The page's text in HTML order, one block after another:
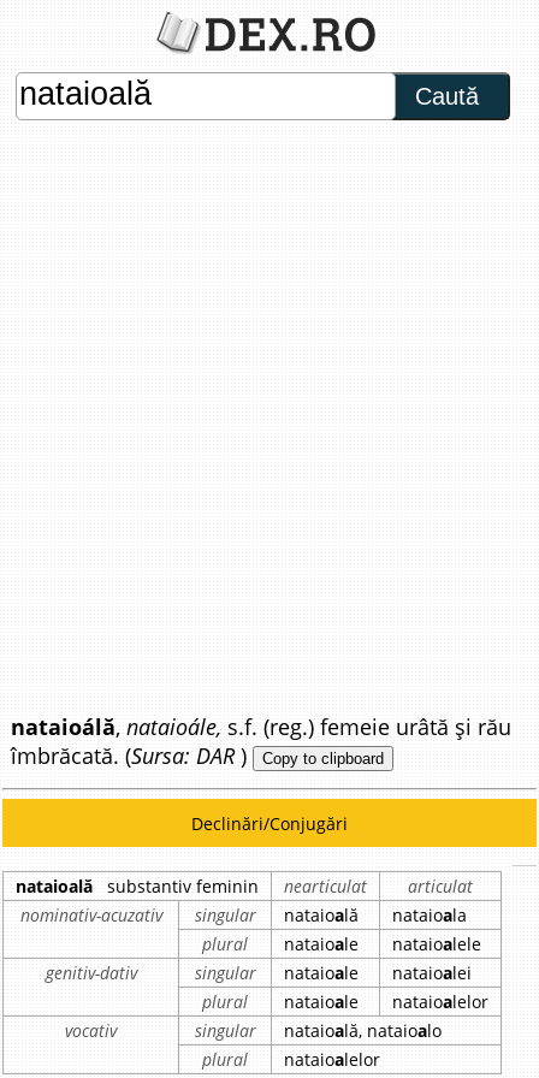
Caută
nataioálă,nataioále, s.f. (reg.) femeie urâtă și rău
îmbrăcată. (Sursa: DAR) Copy to clipboard
Declinări/Conjugări
nataioală substantiv feminin nearticulat
articulat
nominativ-acuzativ
singular nataioală nataioala
plural
nataioale nataioalele
genitiv-dativ
singular nataioale nataioalei
plural
nataioale nataioalelor
vocativ
singular nataioală, nataioalo
plural
nataioalelor